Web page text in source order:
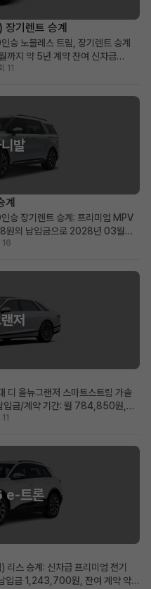
기렌트 승계
승 노블레스 트림, 장기렌트 승계
지 약 5년 계약 잔여 신차급
건으로 즉시 운행 가능 넉넉한 공
리드...
11
발
계
승 장기렌트 승계: 프리미엄 MPV
원의 납입금으로 2028년 03월까
원대, 스마트 커넥트와 KRELL 프
16
저
디 올뉴그랜저 스마트스트림 가솔
입금/계약 기간: 월 784,850원,
러진 메리트: 보증금·선납금 0원,
e-트론
스 승계: 신차급 프리미엄 전기
입금 1,243,700원, 잔여 계약 약